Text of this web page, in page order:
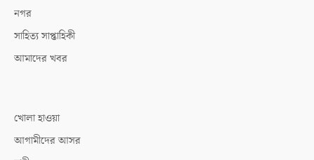
নগর
সাহিত্য সাপ্তাহিকী
আমাদের খবর
খোলা হাওয়া
আগামীদের আসর